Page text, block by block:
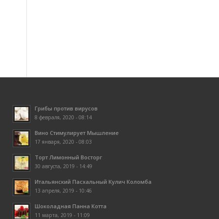
Грибы против вирусов
8 февраля, 2020 - 08:14
Вино Стимулирует Мышление
17 января, 2020 - 08:03
Торт Лимонный Восторг
30 августа, 2019 - 14:49
Итальянский Пасхальный Кулич Коломба
13 апреля, 2019 - 10:46
Шоколадная Панна Котта
11 марта, 2019 - 11:09